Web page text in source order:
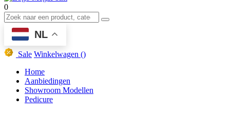
0
NL
Sale Winkelwagen ()
Home
Aanbiedingen
Showroom Modellen
Pedicure